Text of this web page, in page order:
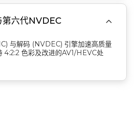
六代NVDEC 
与解码 (NVDEC) 引擎加速高质量
4:2:2 色彩及改进的AV1/HEVC处